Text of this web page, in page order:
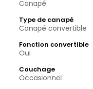
Canapé
Type de canapé
Canapé convertible
Fonction convertible
Oui
Couchage
Occasionnel